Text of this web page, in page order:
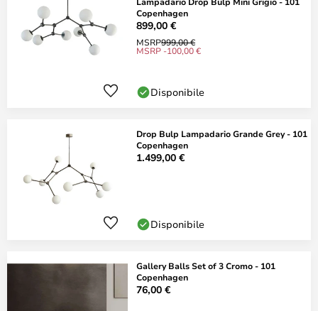
Copenhagen
899,00 €
MSRP999,00 €
MSRP -100,00 €
Disponibile
Drop Bulp Lampadario Grande Grey - 101
Copenhagen
1.499,00 €
Disponibile
Gallery Balls Set of 3 Cromo - 101
Copenhagen
76,00 €